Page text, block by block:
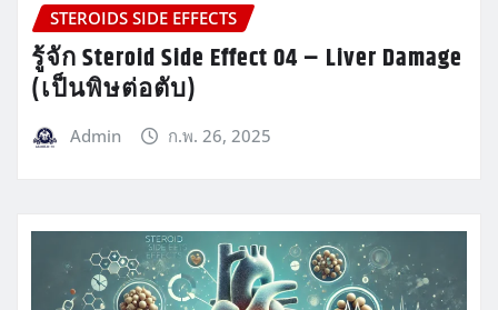
STEROIDS SIDE EFFECTS
รู้จัก Steroid Side Effect 04 – Liver Damage
(เป็นพิษต่อตับ)
Admin ก.พ. 26, 2025